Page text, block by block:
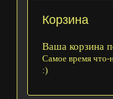
Корзина
Ваша корзина
Самое время что-
:)